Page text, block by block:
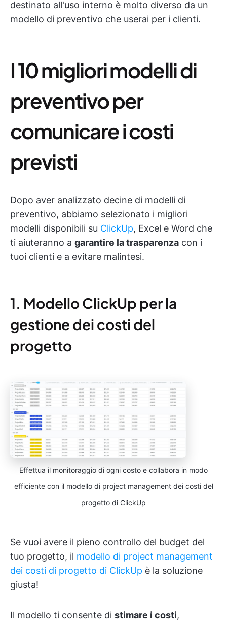
destinato all'uso interno è molto diverso da un
modello di preventivo che userai per i clienti.
I 10 migliori modelli di
preventivo per
comunicare i costi
previsti
Dopo aver analizzato decine di modelli di
preventivo, abbiamo selezionato i migliori
modelli disponibili su ClickUp, Excel e Word che
ti aiuteranno a garantire la trasparenza con i
tuoi clienti e a evitare malintesi.
1. Modello ClickUp per la
gestione dei costi del
progetto
Effettua il monitoraggio di ogni costo e collabora in modo
efficiente con il modello di project management dei costi del
progetto di ClickUp
Se vuoi avere il pieno controllo del budget del
tuo progetto, il modello di project management
dei costi di progetto di ClickUp è la soluzione
giusta!
Il modello ti consente di stimare i costi,